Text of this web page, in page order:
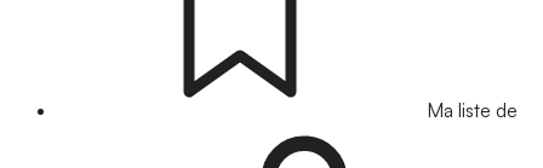
Ma liste de